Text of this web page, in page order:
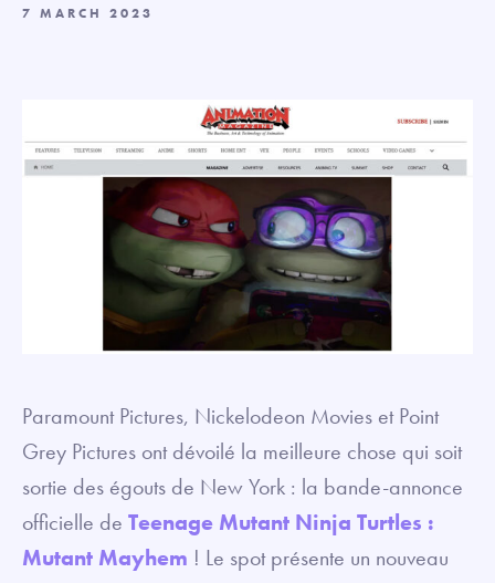
7 MARCH 2023
Paramount Pictures, Nickelodeon Movies et Point
Grey Pictures ont dévoilé la meilleure chose qui soit
sortie des égouts de New York : la bande-annonce
officielle de Teenage Mutant Ninja Turtles :
Mutant Mayhem ! Le spot présente un nouveau